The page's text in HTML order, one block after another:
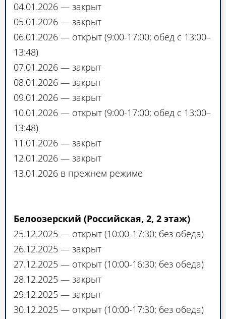
04.01.2026 — закрыт
05.01.2026 — закрыт
06.01.2026 — открыт (9:00-17:00; обед с 13:00–
13:48)
07.01.2026 — закрыт
08.01.2026 — закрыт
09.01.2026 — закрыт
10.01.2026 — открыт (9:00-17:00; обед с 13:00–
13:48)
11.01.2026 — закрыт
12.01.2026 — закрыт
13.01.2026 в прежнем режиме
Белоозерский (Российская, 2, 2 этаж)
25.12.2025 — открыт (10:00-17:30; без обеда)
26.12.2025 — закрыт
27.12.2025 — открыт (10:00-16:30; без обеда)
28.12.2025 — закрыт
29.12.2025 — закрыт
30.12.2025 — открыт (10:00-17:30; без обеда)